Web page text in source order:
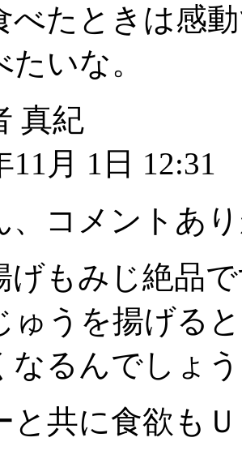
べたときは感
いな。
真紀
11月 1日 12:31
、コメントあ
げもみじ絶品
ゅうを揚げる
なるんでしょ
と共に食欲も